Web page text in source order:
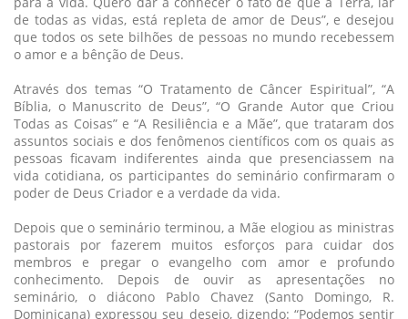
de todas as vidas, está repleta de amor de Deus”, e desejou
que todos os sete bilhões de pessoas no mundo recebessem
o amor e a bênção de Deus.
Através dos temas “O Tratamento de Câncer Espiritual”, “A
Bíblia, o Manuscrito de Deus”, “O Grande Autor que Criou
Todas as Coisas” e “A Resiliência e a Mãe”, que trataram dos
assuntos sociais e dos fenômenos científicos com os quais as
pessoas ficavam indiferentes ainda que presenciassem na
vida cotidiana, os participantes do seminário confirmaram o
poder de Deus Criador e a verdade da vida.
Depois que o seminário terminou, a Mãe elogiou as ministras
pastorais por fazerem muitos esforços para cuidar dos
membros e pregar o evangelho com amor e profundo
conhecimento. Depois de ouvir as apresentações no
seminário, o diácono Pablo Chavez (Santo Domingo, R.
Dominicana) expressou seu desejo, dizendo: “Podemos sentir